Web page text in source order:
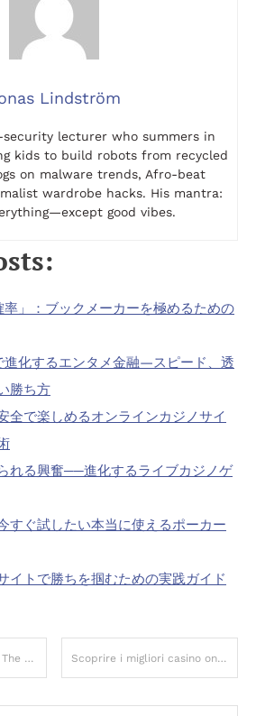
Lindström
lecturer who summers in
kids to build robots from recycled
on malware trends, Afro-beat
wardrobe hacks. His mantra:
good vibes.
」：ブックメーカーを極めるための
進化するエンタメ金融—スピード、透
勝ち方
全で楽しめるオンラインカジノサイ
れる興奮──進化するライブカジノゲ
すぐ試したい本当に使えるポーカー
イトで勝ちを掴むための実践ガイド
Evaluations Scoprire i migliori casino online non AAMS: vantaggi, rischi e criteri di scelta